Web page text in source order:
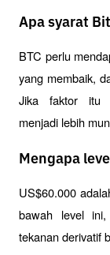
Apa syarat
BTC perlu
yang membaik,
Jika faktor itu
menjadi lebih
Mengapa
US$60.000
bawah level
tekanan derivatif